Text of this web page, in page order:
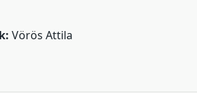
Vörös Attila